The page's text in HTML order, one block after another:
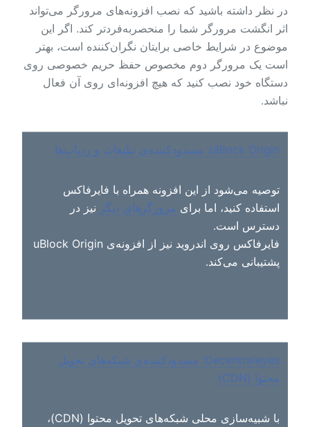
در نظر داشته باشید که نصب افزونه‌های مرورگر می‌تواند
اثر انگشت مرورگر شما را منحصربه‌فردتر کند. اگر این
موضوع در شرایط خاصی برایتان نگران‌کننده است، بهتر
است یک مرورگر دوم مخصوص حفظ حریم خصوصی روی
دستگاه خود نصب کنید که هیچ افزونه‌ای روی آن فعال
نباشد.
uBlock Origin: مسدودکننده‌ی تبلیغات و ردیاب‌ها
توصیه می‌شود از این افزونه همراه با فایرفاکس
استفاده کنید، اما برای مرورگرهای دیگر نیز در
دسترس است.
فایرفاکس روی اندروید نیز از افزونه‌ی uBlock Origin
پشتیبانی می‌کند.
Decentraleyes: مسدودکننده‌ی شبکه‌های تحویل
محتوا (CDN)
با شبیه‌سازی محلی شبکه‌های تحویل محتوا (CDN)،